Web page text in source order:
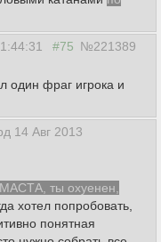
#75 №221389
один фраг игрока и
14 Авг 2013
МАСТА, ты охуенен,
хотел попробовать,
понятная